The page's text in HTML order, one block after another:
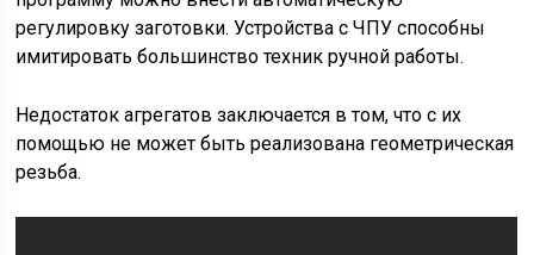
регулировку заготовки. Устройства с ЧПУ способны
имитировать большинство техник ручной работы.
Недостаток агрегатов заключается в том, что с их
помощью не может быть реализована геометрическая
резьба.